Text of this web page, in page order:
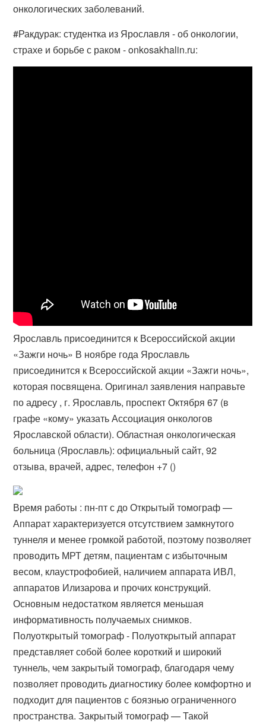
онкологических заболеваний.
#Ракдурак: студентка из Ярославля - об онкологии,
страхе и борьбе с раком - onkosakhalin.ru:
Ярославль присоединится к Всероссийской акции
«Зажги ночь» В ноябре года Ярославль
присоединится к Всероссийской акции «Зажги ночь»,
которая посвящена. Оригинал заявления направьте
по адресу , г. Ярославль, проспект Октября 67 (в
графе «кому» указать Ассоциация онкологов
Ярославской области). Областная онкологическая
больница (Ярославль): официальный сайт, 92
отзыва, врачей, адрес, телефон +7 ()
Время работы : пн-пт с до Открытый томограф —
Аппарат характеризуется отсутствием замкнутого
туннеля и менее громкой работой, поэтому позволяет
проводить МРТ детям, пациентам с избыточным
весом, клаустрофобией, наличием аппарата ИВЛ,
аппаратов Илизарова и прочих конструкций.
Основным недостатком является меньшая
информативность получаемых снимков.
Полуоткрытый томограф - Полуоткрытый аппарат
представляет собой более короткий и широкий
туннель, чем закрытый томограф, благодаря чему
позволяет проводить диагностику более комфортно и
подходит для пациентов с боязнью ограниченного
пространства. Закрытый томограф — Такой